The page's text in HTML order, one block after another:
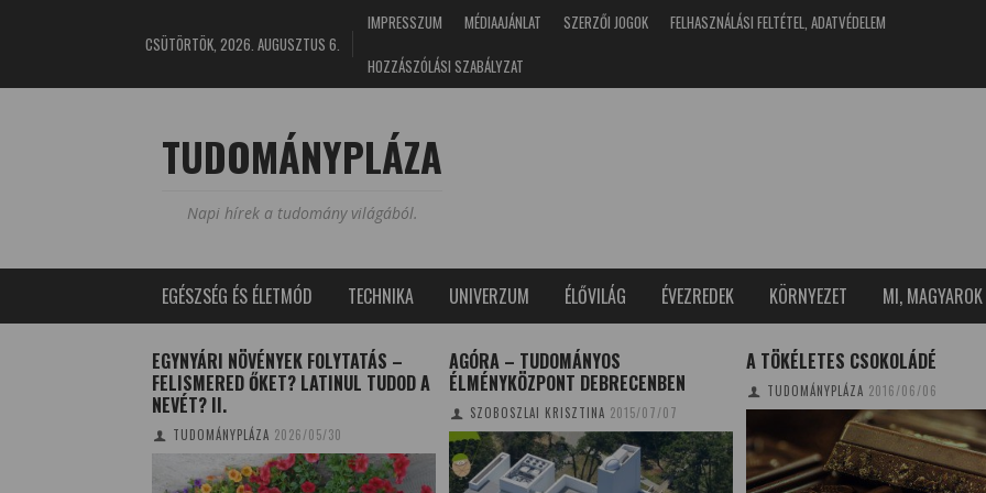
CSÜTÖRTÖK, 2026. AUGUSZTUS 6.
IMPRESSZUM MÉDIAAJÁNLAT SZERZŐI JOGOK
FELHASZNÁLÁSI FELTÉTEL, ADATVÉDELEM
HOZZÁSZÓLÁSI SZABÁLYZAT
TUDOMÁNYPLÁZA
Napi hírek a tudomány világából.
EGÉSZSÉG ÉS ÉLETMÓD TECHNIKA UNIVERZUM ÉLŐVILÁG ÉVEZREDEK KÖRNYEZET MI, MAGYAROK
LATINUL TUDOD A
AGÓRA – TUDOMÁNYOS
ÉLMÉNYKÖZPONT DEBRECENBEN
SZOBOSZLAI KRISZTINA
A TÖKÉLETES CSOKOLÁDÉ
TUDOMÁNYPLÁZA 2016/06/06
ÚJ MÓDSZER A SZÁLLÓPOR-
KONCENTRÁCIÓ MÉRÉSÉRE
TUDOMÁNYPLÁZA 2014/04/03